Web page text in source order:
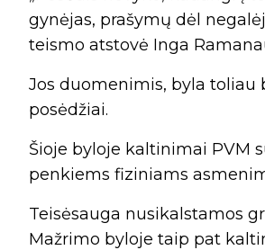
gynėjas, prašymų dėl
teismo atstovė Inga
Jos duomenimis, byla toliau
posėdžiai.
Šioje byloje kaltinimai PVM
penkiems fiziniams
Teisėsauga nusikalstamos
Mažrimo byloje taip pat